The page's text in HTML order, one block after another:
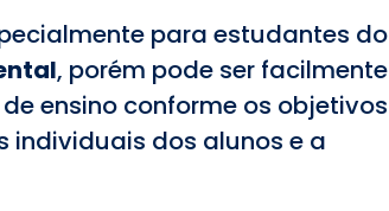
para estudantes do
, porém pode ser facilmente
ensino conforme os objetivos
individuais dos alunos e a